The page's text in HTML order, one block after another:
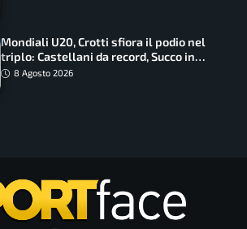
Mondiali U20, Crotti sfiora il podio nel
triplo: Castellani da record, Succo in
finale
8 Agosto 2026